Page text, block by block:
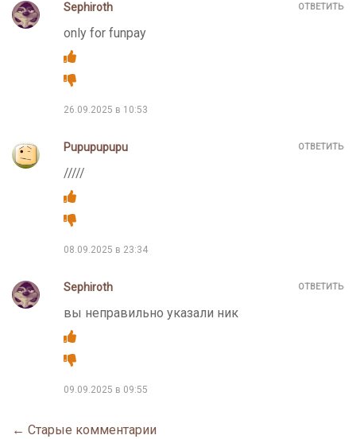
Sephiroth
only for funpay
26.09.2025 в 10:53
ОТВЕТИТЬ
Pupupupupu
/////
08.09.2025 в 23:34
ОТВЕТИТЬ
Sephiroth
вы неправильно указали ник
09.09.2025 в 09:55
ОТВЕТИТЬ
← Старые комментарии